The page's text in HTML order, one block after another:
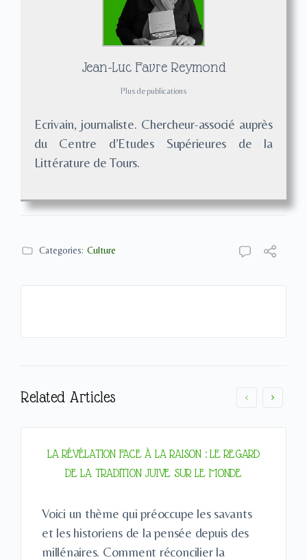
Jean-Luc Favre Reymond
Plus de publications
Ecrivain, journaliste. Chercheur-associé auprès
du Centre d’Etudes Supérieures de la
Littérature de Tours.
Categories: Culture
Related Articles
LA RÉVÉLATION FACE À LA RAISON : LE REGARD
DE LA TRADITION JUIVE SUR LE MONDE
Voici un thème qui préoccupe les savants
et les historiens de la pensée depuis des
millénaires. Comment réconcilier la